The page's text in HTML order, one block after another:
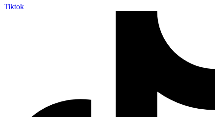
Tiktok